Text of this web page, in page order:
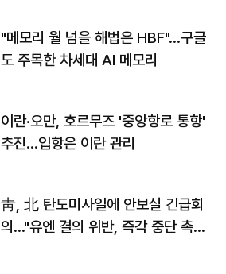
"메모리 월 넘을 해법은 HBF"…구글
도 주목한 차세대 AI 메모리
이란·오만, 호르무즈 '중앙항로 통항'
추진…입항은 이란 관리
靑, 北 탄도미사일에 안보실 긴급회
의…"유엔 결의 위반, 즉각 중단 촉